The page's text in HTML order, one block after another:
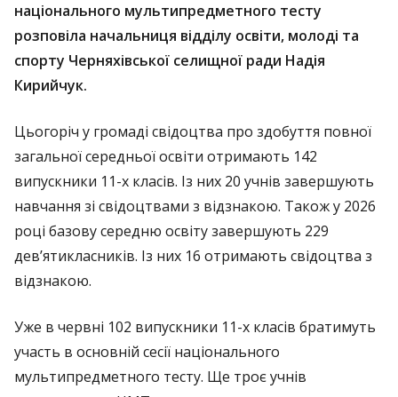
національного мультипредметного тесту
розповіла начальниця відділу освіти, молоді та
спорту Черняхівської селищної ради Надія
Кирийчук.
Цьогоріч у громаді свідоцтва про здобуття повної
загальної середньої освіти отримають 142
випускники 11-х класів. Із них 20 учнів завершують
навчання зі свідоцтвами з відзнакою. Також у 2026
році базову середню освіту завершують 229
дев’ятикласників. Із них 16 отримають свідоцтва з
відзнакою.
Уже в червні 102 випускники 11-х класів братимуть
участь в основній сесії національного
мультипредметного тесту. Ще троє учнів